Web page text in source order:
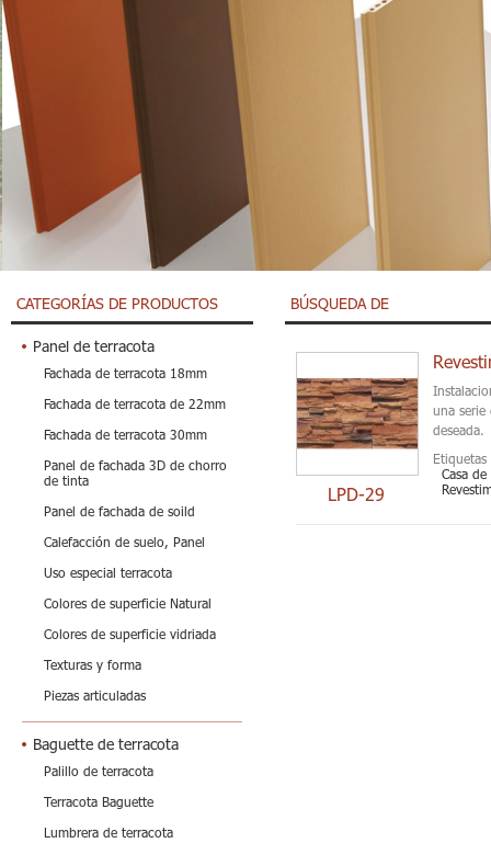
CATEGORÍAS DE PRODUCTOS
Panel de terracota
Fachada de terracota 18mm
Fachada de terracota de 22mm
Fachada de terracota 30mm
Panel de fachada 3D de chorro
de tinta
Panel de fachada de soild
Calefacción de suelo, Panel
Uso especial terracota
Colores de superficie Natural
Colores de superficie vidriada
Texturas y forma
Piezas articuladas
Baguette de terracota
Palillo de terracota
Terracota Baguette
Lumbrera de terracota
BÚSQUEDA DE
LPD-29
una serie
deseada.
Casa